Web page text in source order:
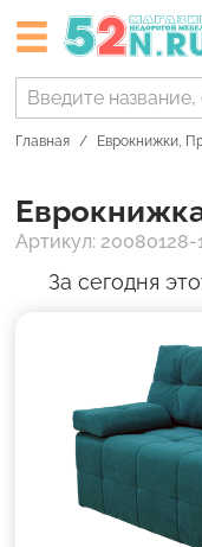
Главная Еврокнижки,
Артикул: 20080128-
За сегодня